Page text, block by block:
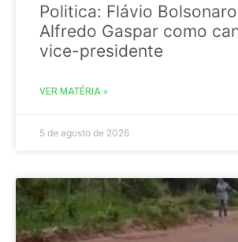
Politica: Flávio
Alfredo Gaspar como
vice-presidente
VER MATÉRIA »
5 de agosto de 2026